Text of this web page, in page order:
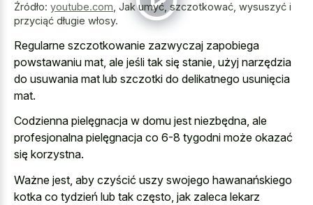
Źródło: youtube.com Jak umyć, szczotkować, wysuszyć i
przyciąć długie włosy.
Regularne szczotkowanie zazwyczaj zapobiega
powstawaniu mat, ale jeśli tak się stanie, użyj narzędzia
do usuwania mat lub szczotki do delikatnego usunięcia
mat.
Codzienna pielęgnacja w domu jest niezbędna, ale
profesjonalna pielęgnacja co 6-8 tygodni może okazać
się korzystna.
Ważne jest, aby czyścić uszy swojego hawanańskiego
kotka co tydzień lub tak często, jak zaleca lekarz